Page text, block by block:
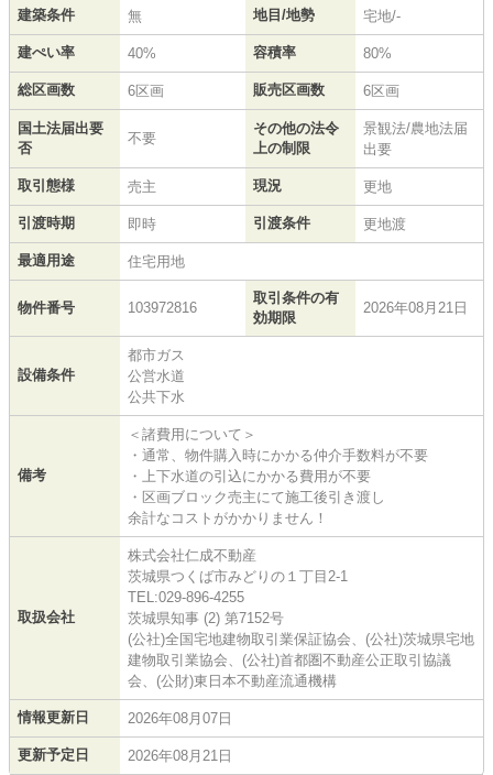
建築条件 無 地目/地勢 宅地/-
建ぺい率 40% 容積率 80%
総区画数 6区画 販売区画数 6区画
国土法届出要
否
不要
その他の法令
上の制限
景観法/農地法届
出要
取引態様 売主 現況 更地
引渡時期 即時 引渡条件 更地渡
最適用途 住宅用地
物件番号 103972816
取引条件の有
効期限
2026年08月21日
設備条件
都市ガス
公営水道
公共下水
備考
＜諸費用について＞
・通常、物件購入時にかかる仲介手数料が不要
・上下水道の引込にかかる費用が不要
・区画ブロック売主にて施工後引き渡し
余計なコストがかかりません！
取扱会社
株式会社仁成不動産
茨城県つくば市みどりの１丁目2-1
TEL:029-896-4255
茨城県知事 (2) 第7152号
(公社)全国宅地建物取引業保証協会、(公社)茨城県宅地
建物取引業協会、(公社)首都圏不動産公正取引協議
会、(公財)東日本不動産流通機構
情報更新日 2026年08月07日
更新予定日 2026年08月21日